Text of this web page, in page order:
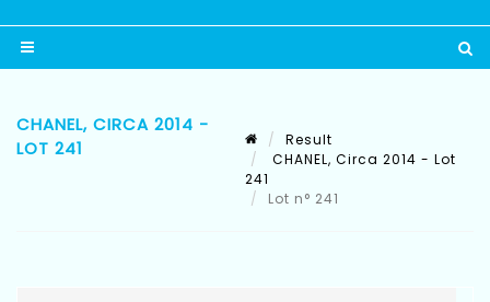
CHANEL, CIRCA 2014 -
LOT 241
Result
CHANEL, Circa 2014 - Lot
241
Lot n° 241